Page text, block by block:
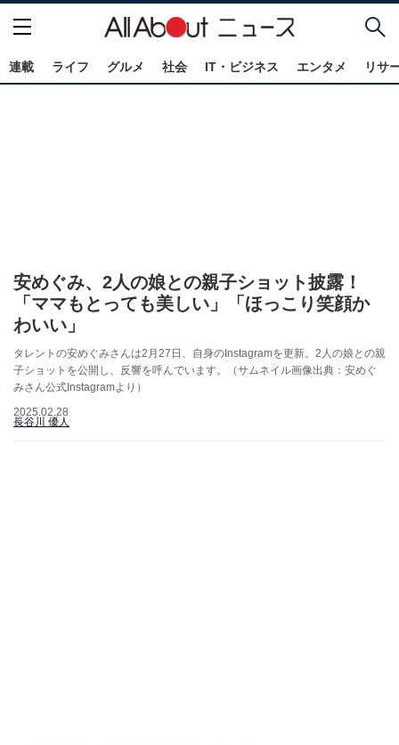
連載 ライフ グルメ 社会 IT・ビジネス エンタメ リサ
安めぐみ、2人の娘との親子ショット披露！
「ママもとっても美しい」「ほっこり笑顔か
わいい」
タレントの安めぐみさんは2月27日、自身のInstagramを更新。2人の娘との親
子ショットを公開し、反響を呼んでいます。（サムネイル画像出典：安めぐ
みさん公式Instagramより）
2025.02.28
長谷川 優人